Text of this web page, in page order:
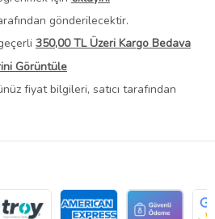
gönderilecektir.
350,00 TL Üzeri Kargo Bedava
Görüntüle
fiyat bilgileri, satıcı tarafından